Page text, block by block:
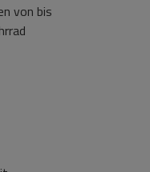
von bis